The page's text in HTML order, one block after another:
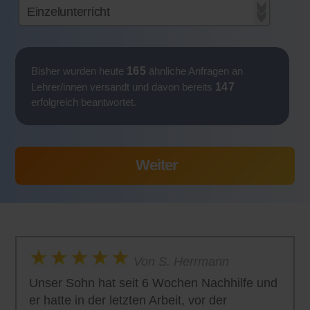
Bisher wurden heute 165 ähnliche Anfragen an
Lehrer/innen versandt und davon bereits 147
erfolgreich beantwortet.
Unser Sohn hat seit 6 Wochen Nachhilfe und
er hatte in der letzten Arbeit, vor der